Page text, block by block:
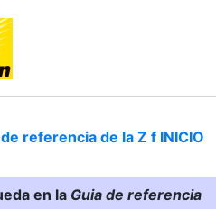
referencia de la Z f INICIO
en la Guia de referencia